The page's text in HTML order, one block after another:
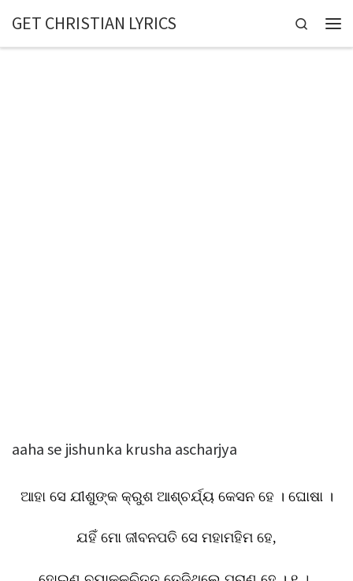
Skip to content
GET CHRISTIAN LYRICS Search
aaha se jishunka krusha ascharjya
ଆହା ସେ ଯୀଶୁଙ୍କ କ୍ରୁଶ ଆଶ୍ଚର୍ଯ୍ୟ କେସନ ହେ । ଘୋଷା ।
ଯହିଁ ମୋ ଜୀବନପତି ସେ ମହାମହିମ ହେ,